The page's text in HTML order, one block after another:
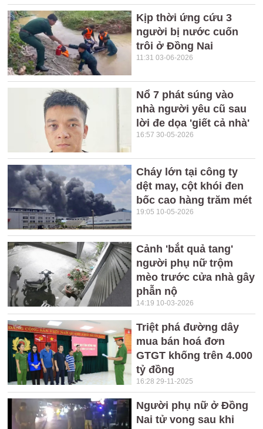
Kịp thời ứng cứu 3
người bị nước cuốn
trôi ở Đồng Nai
11:31 03-06-2026
Nổ 7 phát súng vào
nhà người yêu cũ sau
lời đe dọa 'giết cả nhà'
16:57 30-05-2026
Cháy lớn tại công ty
dệt may, cột khói đen
bốc cao hàng trăm mét
19:05 10-05-2026
Cảnh 'bắt quả tang'
người phụ nữ trộm
mèo trước cửa nhà gây
phẫn nộ
14:19 10-03-2026
Triệt phá đường dây
mua bán hoá đơn
GTGT khống trên 4.000
tỷ đồng
16:28 29-11-2025
Người phụ nữ ở Đồng
Nai tử vong sau khi